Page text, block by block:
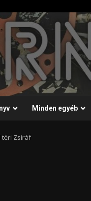
Minden egyéb
téri Zsiráf